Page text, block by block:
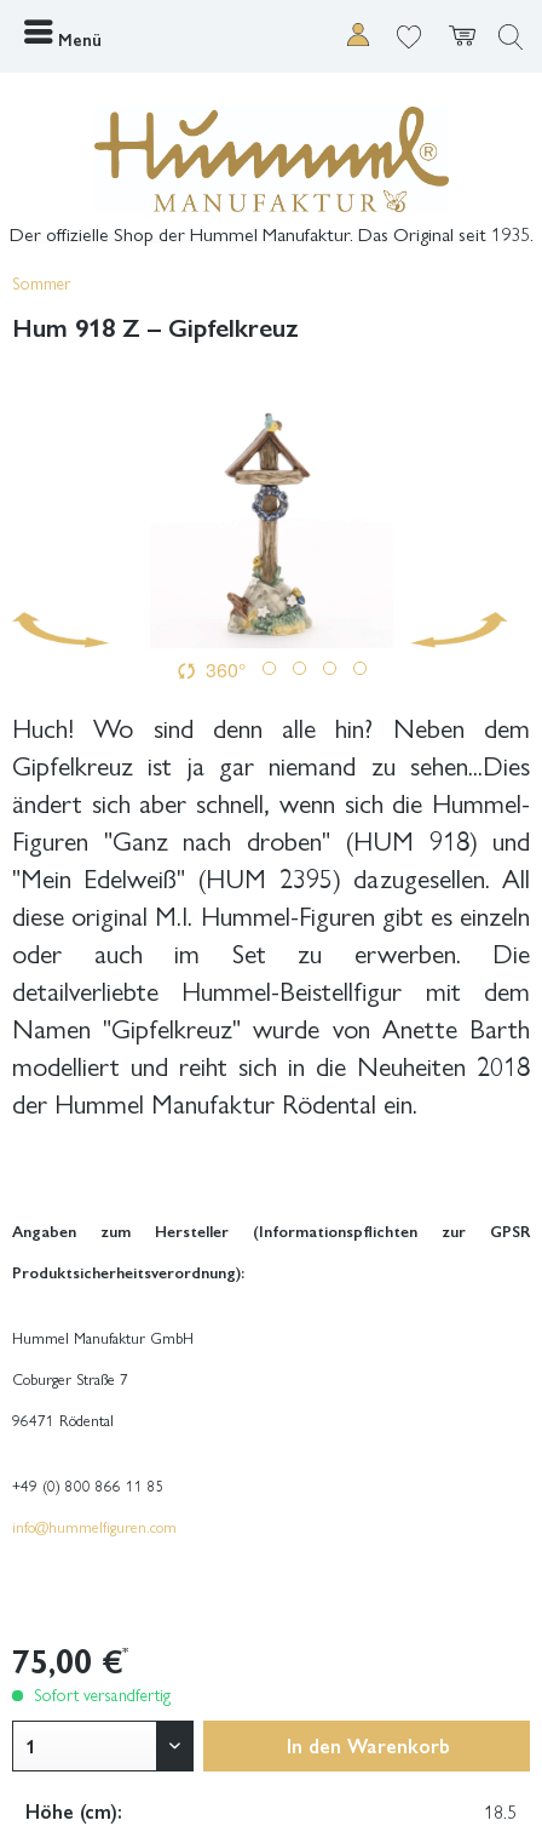
Menü
Der offizielle Shop der Hummel Manufaktur. Das Original seit 1935.
Sommer
Hum 918 Z – Gipfelkreuz
360°
Huch! Wo sind denn alle hin? Neben dem
Gipfelkreuz ist ja gar niemand zu sehen...Dies
ändert sich aber schnell, wenn sich die Hummel-
Figuren "Ganz nach droben" (HUM 918) und
"Mein Edelweiß" (HUM 2395) dazugesellen. All
diese original M.I. Hummel-Figuren gibt es einzeln
oder auch im Set zu erwerben. Die
detailverliebte Hummel-Beistellfigur mit dem
Namen "Gipfelkreuz" wurde von Anette Barth
modelliert und reiht sich in die Neuheiten 2018
der Hummel Manufaktur Rödental ein.
Angaben zum Hersteller (Informationspflichten zur GPSR
Produktsicherheitsverordnung):
Hummel Manufaktur GmbH
Coburger Straße 7
96471 Rödental
+49 (0) 800 866 11 85
info@hummelfiguren.com
75,00 €*
Sofort versandfertig
In den Warenkorb
Höhe (cm):
18.5